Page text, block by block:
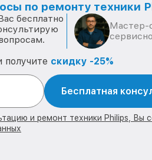
по ремонту техники
бесплатно
Мастер-
скидку -25%
Бесплатная
и ремонт техники Philips, Вы